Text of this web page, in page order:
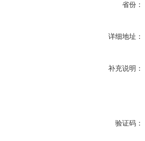
省份：
详细地址：
补充说明：
验证码：